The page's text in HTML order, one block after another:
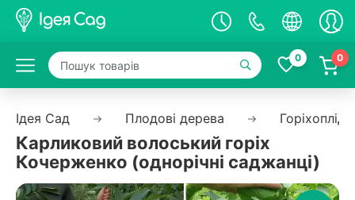
0 0
Ідея Сад Плодові дерева
Карликовий волоський горіх
Кочерженко (однорічні саджанці)